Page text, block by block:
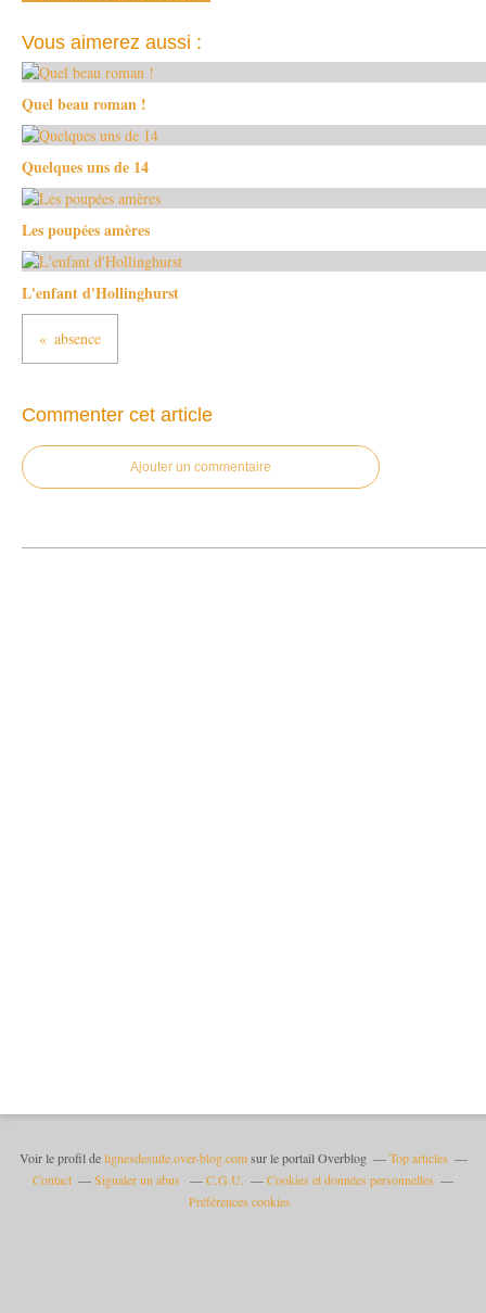
Vous aimerez aussi :
Quel beau roman !
Quelques uns de 14
Les poupées amères
L'enfant d'Hollinghurst
absence
Commenter cet article
Ajouter un commentaire
Voir le profil delignesdesuite.over-blog.comsur le portail Overblog
Top articles
Contact
Signaler un abus C.G.U.
Cookies et données personnelles
Préférences cookies